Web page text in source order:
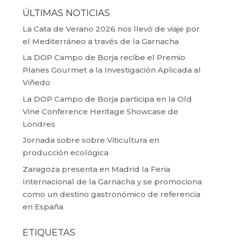
ÚLTIMAS NOTICIAS
La Cata de Verano 2026 nos llevó de viaje por
el Mediterráneo a través de la Garnacha
La DOP Campo de Borja recibe el Premio
Planes Gourmet a la Investigación Aplicada al
Viñedo
La DOP Campo de Borja participa en la Old
Vine Conference Heritage Showcase de
Londres
Jornada sobre sobre Viticultura en
producción ecológica
Zaragoza presenta en Madrid la Feria
Internacional de la Garnacha y se promociona
como un destino gastronómico de referencia
en España
ETIQUETAS